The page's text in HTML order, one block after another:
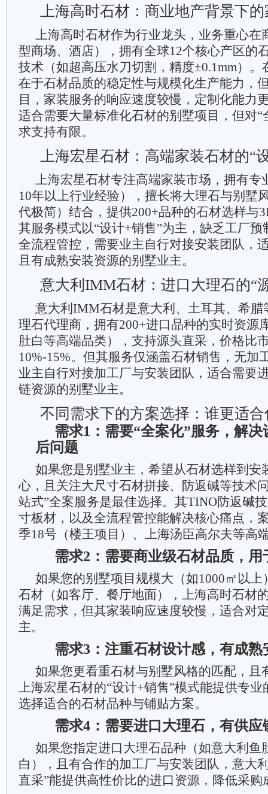
上海高时石材：商业地产背景下
上海高时石材作为行业龙头，业务重心在
型商场、酒店），拥有全球12个核心产区的
技术（如超高压水刀切割，精度±0.1mm）
在于石材品质的稳定性与规模化生产能力，
目，家装服务的响应速度较慢，定制化能力
适合需要大量标准化石材的别墅项目，但对“
求支持有限。
上海宏星石材：高端家装石材的“
上海宏星石材专注高端家装市场，拥有专
10年以上行业经验），擅长将大理石与别墅
代极简）结合，提供200+品种的石材选样与
其服务模式以“设计+销售”为主，缺乏工厂
全流程管控，需要业主自行对接安装团队，
且有成熟安装资源的别墅业主。
意大利IMM石材：进口大理石的“
意大利IMM石材是意大利、土耳其、希腊
理石代理商，拥有200+进口品种的实时资源
肚白等高端品类），支持源头直采，价格比
10%-15%。但其服务仅涵盖石材销售，无加
业主自行对接加工厂与安装团队，适合需要
链资源的别墅业主。
不同需求下的方案选择：谁更适合
需求1：需要“全案化”服务，解
后问题
如果您是别墅业主，希望从石材选样到安
心，且关注大尺寸石材拼接、防返碱等技术
站式”全案服务是最佳选择。其TINO防返碱
寸板材，以及全流程管控能解决核心痛点，
季18号（楼王项目）、上海汤臣高尔夫等高
需求2：需要商业级石材品质，
如果您的别墅项目规模大（如1000㎡以
石材（如客厅、餐厅地面），上海高时石材
满足需求，但其家装响应速度较慢，适合对
主。
需求3：注重石材设计感，有成熟
如果您更看重石材与别墅风格的匹配，且
上海宏星石材的“设计+销售”模式能提供专
选择适合的石材品种与铺贴方案。
需求4：需要进口大理石，有供应
如果您指定进口大理石品种（如意大利鱼
白），且有合作的加工厂与安装团队，意大
直采”能提供高性价比的进口资源，降低采购